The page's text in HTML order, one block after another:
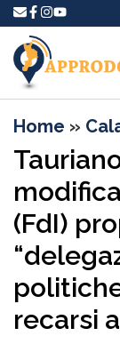
Home »
(FdI)
recarsi